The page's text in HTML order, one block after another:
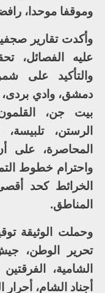
وموقفا موحدا،
وأكدت تقارير
عليه الفصائل،
والتأكيد على
دمشق، وادي بردى،
بيت جن،
الرستن،
المحاصرة، على
واحترام خطوط
الخرائط كحد
المناطق.
تحرير الوطن، جيش
الشامية،
أجناد الشام،